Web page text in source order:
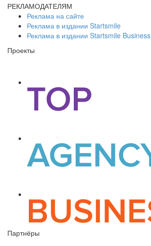
РЕКЛАМОДАТЕЛЯМ
Реклама на сайте
Реклама в издании Startsmile
Реклама в издании Startsmile Business
Проекты
Партнёры